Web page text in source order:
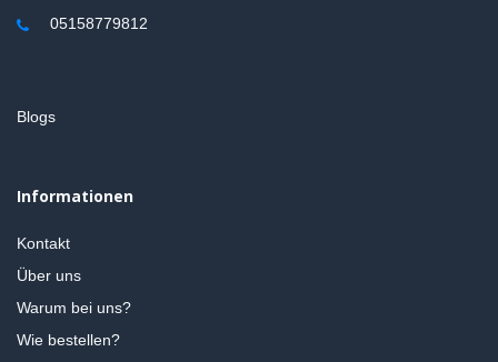
05158779812
Blogs
Informationen
Kontakt
Über uns
Warum bei uns?
Wie bestellen?